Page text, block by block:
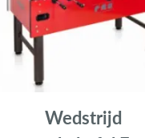
Wedstrijd